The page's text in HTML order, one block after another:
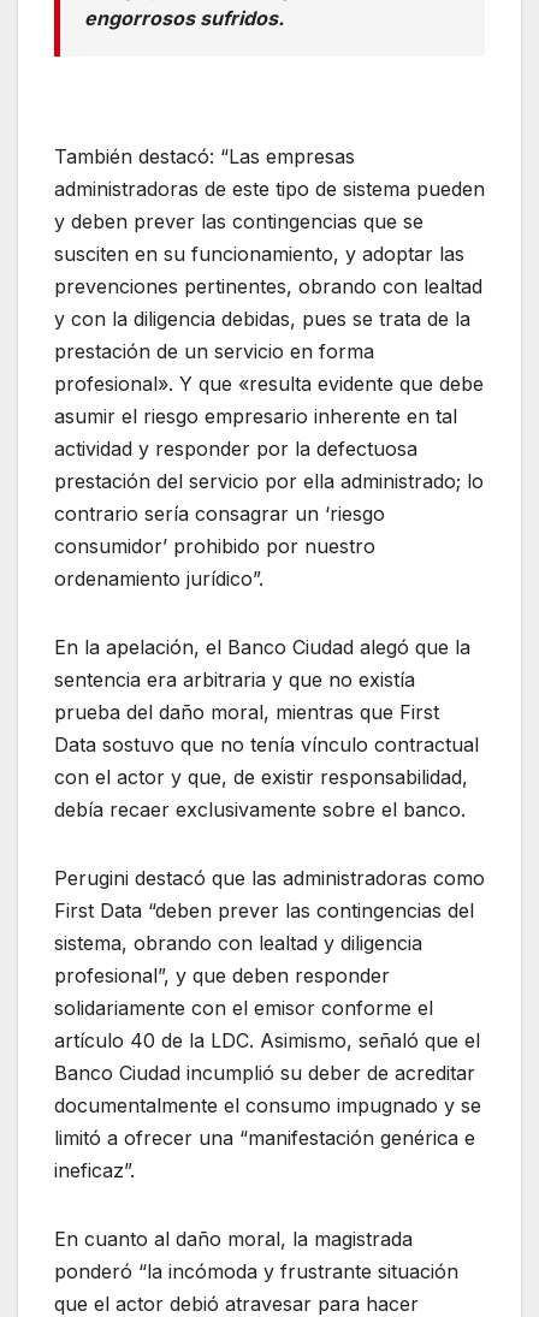
engorrosos sufridos.
También destacó: “Las empresas
administradoras de este tipo de sistema pueden
y deben prever las contingencias que se
susciten en su funcionamiento, y adoptar las
prevenciones pertinentes, obrando con lealtad
y con la diligencia debidas, pues se trata de la
prestación de un servicio en forma
profesional». Y que «resulta evidente que debe
asumir el riesgo empresario inherente en tal
actividad y responder por la defectuosa
prestación del servicio por ella administrado; lo
contrario sería consagrar un ‘riesgo
consumidor’ prohibido por nuestro
ordenamiento jurídico”.
En la apelación, el Banco Ciudad alegó que la
sentencia era arbitraria y que no existía
prueba del daño moral, mientras que First
Data sostuvo que no tenía vínculo contractual
con el actor y que, de existir responsabilidad,
debía recaer exclusivamente sobre el banco.
Perugini destacó que las administradoras como
First Data “deben prever las contingencias del
sistema, obrando con lealtad y diligencia
profesional”, y que deben responder
solidariamente con el emisor conforme el
artículo 40 de la LDC. Asimismo, señaló que el
Banco Ciudad incumplió su deber de acreditar
documentalmente el consumo impugnado y se
limitó a ofrecer una “manifestación genérica e
ineficaz”.
En cuanto al daño moral, la magistrada
ponderó “la incómoda y frustrante situación
que el actor debió atravesar para hacer